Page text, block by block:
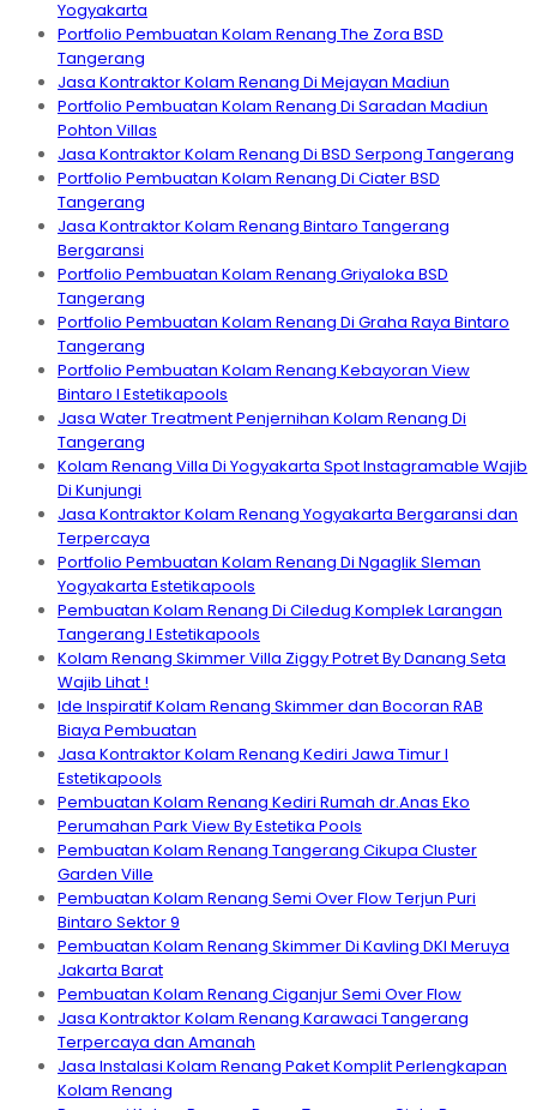
Yogyakarta
Portfolio Pembuatan Kolam Renang The Zora BSD
Tangerang
Jasa Kontraktor Kolam Renang Di Mejayan Madiun
Portfolio Pembuatan Kolam Renang Di Saradan Madiun
Pohton Villas
Jasa Kontraktor Kolam Renang Di BSD Serpong Tangerang
Portfolio Pembuatan Kolam Renang Di Ciater BSD
Tangerang
Jasa Kontraktor Kolam Renang Bintaro Tangerang
Bergaransi
Portfolio Pembuatan Kolam Renang Griyaloka BSD
Tangerang
Portfolio Pembuatan Kolam Renang Di Graha Raya Bintaro
Tangerang
Portfolio Pembuatan Kolam Renang Kebayoran View
Bintaro I Estetikapools
Jasa Water Treatment Penjernihan Kolam Renang Di
Tangerang
Kolam Renang Villa Di Yogyakarta Spot Instagramable Wajib
Di Kunjungi
Jasa Kontraktor Kolam Renang Yogyakarta Bergaransi dan
Terpercaya
Portfolio Pembuatan Kolam Renang Di Ngaglik Sleman
Yogyakarta Estetikapools
Pembuatan Kolam Renang Di Ciledug Komplek Larangan
Tangerang I Estetikapools
Kolam Renang Skimmer Villa Ziggy Potret By Danang Seta
Wajib Lihat !
Ide Inspiratif Kolam Renang Skimmer dan Bocoran RAB
Biaya Pembuatan
Jasa Kontraktor Kolam Renang Kediri Jawa Timur I
Estetikapools
Pembuatan Kolam Renang Kediri Rumah dr.Anas Eko
Perumahan Park View By Estetika Pools
Pembuatan Kolam Renang Tangerang Cikupa Cluster
Garden Ville
Pembuatan Kolam Renang Semi Over Flow Terjun Puri
Bintaro Sektor 9
Pembuatan Kolam Renang Skimmer Di Kavling DKI Meruya
Jakarta Barat
Pembuatan Kolam Renang Ciganjur Semi Over Flow
Jasa Kontraktor Kolam Renang Karawaci Tangerang
Terpercaya dan Amanah
Jasa Instalasi Kolam Renang Paket Komplit Perlengkapan
Kolam Renang